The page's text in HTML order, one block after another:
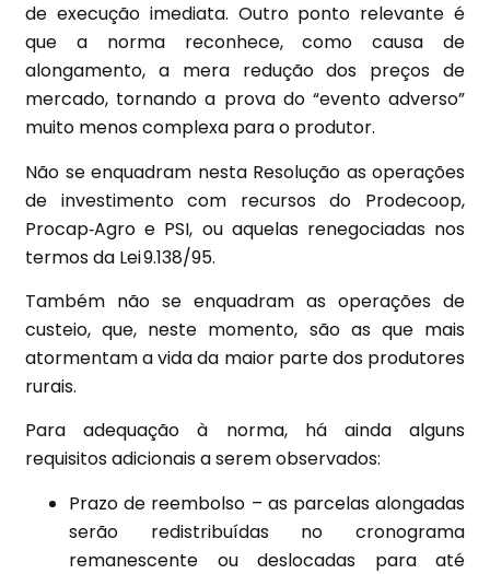
de execução imediata. Outro ponto relevante é
que a norma reconhece, como causa de
alongamento, a mera redução dos preços de
mercado, tornando a prova do “evento adverso”
muito menos complexa para o produtor.
Não se enquadram nesta Resolução as operações
de investimento com recursos do Prodecoop,
Procap‑Agro e PSI, ou aquelas renegociadas nos
termos da Lei 9.138/95.
Também não se enquadram as operações de
custeio, que, neste momento, são as que mais
atormentam a vida da maior parte dos produtores
rurais.
Para adequação à norma, há ainda alguns
requisitos adicionais a serem observados:
Prazo de reembolso – as parcelas alongadas
serão redistribuídas no cronograma
remanescente ou deslocadas para até